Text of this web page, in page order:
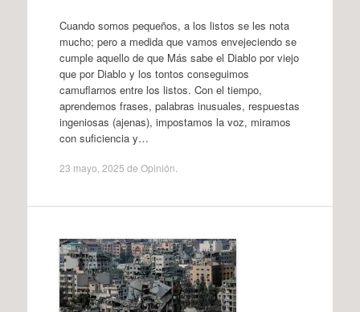
Cuando somos pequeños, a los listos se les nota
mucho; pero a medida que vamos envejeciendo se
cumple aquello de que Más sabe el Diablo por viejo
que por Diablo y los tontos conseguimos
camuflarnos entre los listos. Con el tiempo,
aprendemos frases, palabras inusuales, respuestas
ingeniosas (ajenas), impostamos la voz, miramos
con suficiencia y…
23 mayo, 2025 de Opinión